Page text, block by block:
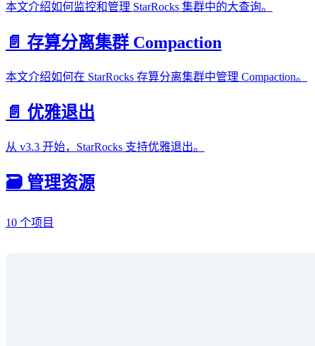
本文介绍如何监控和管理 StarRocks 集群中的大查询。
📄️ 存算分离集群 Compaction
本文介绍如何在 StarRocks 存算分离集群中管理 Compaction。
📄️ 优雅退出
从 v3.3 开始，StarRocks 支持优雅退出。
🗃️ 管理资源
10 个项目